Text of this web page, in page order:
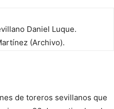
Daniel Luque.
(Archivo).
de toreros sevillanos que